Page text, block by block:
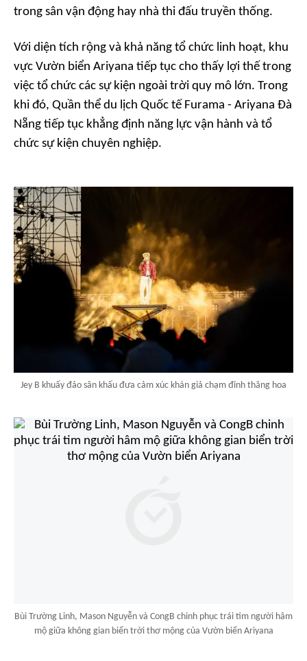
trong sân vận động hay nhà thi đấu truyền thống.
Với diện tích rộng và khả năng tổ chức linh hoạt, khu
vực Vườn biển Ariyana tiếp tục cho thấy lợi thế trong
việc tổ chức các sự kiện ngoài trời quy mô lớn. Trong
khi đó, Quần thể du lịch Quốc tế Furama - Ariyana Đà
Nẵng tiếp tục khẳng định năng lực vận hành và tổ
chức sự kiện chuyên nghiệp.
Jey B khuấy đảo sân khấu đưa cảm xúc khán giả chạm đỉnh thăng hoa
Bùi Trường Linh, Mason Nguyễn và CongB chinh phục trái tim người hâm
mộ giữa không gian biển trời thơ mộng của Vườn biển Ariyana